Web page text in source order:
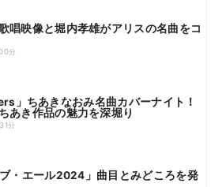
唱映像と堀内孝雄がアリスの名曲をコ
分
」ちあきなおみ名曲カバーナイト！
き作品の魅力を深堀り
分
・エール2024」曲目とみどころを発